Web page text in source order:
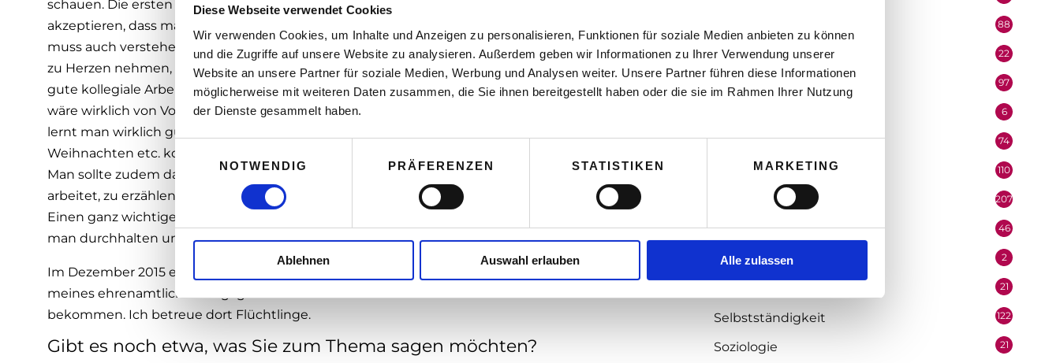
Diese Webseite verwendet Cookies
Wir verwenden Cookies, um Inhalte und Anzeigen zu personalisieren, Funktionen für soziale Medien anbieten zu können
und die Zugriffe auf unsere Website zu analysieren. Außerdem geben wir Informationen zu Ihrer Verwendung unserer
Website an unsere Partner für soziale Medien, Werbung und Analysen weiter. Unsere Partner führen diese Informationen
möglicherweise mit weiteren Daten zusammen, die Sie ihnen bereitgestellt haben oder die sie im Rahmen Ihrer Nutzung
der Dienste gesammelt haben.
w
i
l
i
g
u
g
NOTWENDIG PRÄFERENZEN STATISTIKEN MARKETING
Ablehnen Auswahl erlauben Alle zulassen
schauen. Die ersten beiden Lehrjahre sind die schwierigsten, aus meiner Erfahrung. Man muss
akzeptieren, dass man in der Hierarchie ganz unten ist. Gut zuhören und möglichst viel lernen. Man
muss auch verstehen, dass die Kollegen auch mal viel Stress haben. Man soll sich nicht alles gleich
zu Herzen nehmen, wenn mal etwas nicht so freundlich gesagt wird. Man sollte versuchen eine
gute kollegiale Arbeitsbeziehung aufzubauen. Hilfsbereitschaft und offen sein für das was kommt,
wäre wirklich von Vorteil. Am Besten man redet viel Deutsch mit den Kolleginnen und Kollegen, so
lernt man wirklich gut die neue Sprache. Auch die aktive Teilnahme an Festivitäten, wie
Weihnachten etc. kommt dem Lernen zugute.
Man sollte zudem darauf achten, in der Schule nicht oder wenig über den Betrieb, in dem man
arbeitet, zu erzählen. Man sollte generell nicht zu viel erzählen; Privates sollte Privates bleiben.
Einen ganz wichtigen Appell habe ich: auch wenn es mal schwierig ist während der Lehrzeit sollte
man durchhalten und die Lehre fertigmachen. Denn ein Abschluss ist in Österreich sehr wichtig.
Im Dezember 2015 entschied ich mich, im Sozialbereich zu arbeiten. Denn ich habe aufgrund
meines ehrenamtlichen Engagements bei den Samaritern eine Stelle als Sozialarbeiter
bekommen. Ich betreue dort Flüchtlinge.
Gibt es noch etwa, was Sie zum Thema sagen möchten?
88
Oberösterreich 22
Organisation 97
6
Podcast 74
110
207
Recht 46
Redaktion 2
21
Selbstständigkeit 122
Soziologie 21